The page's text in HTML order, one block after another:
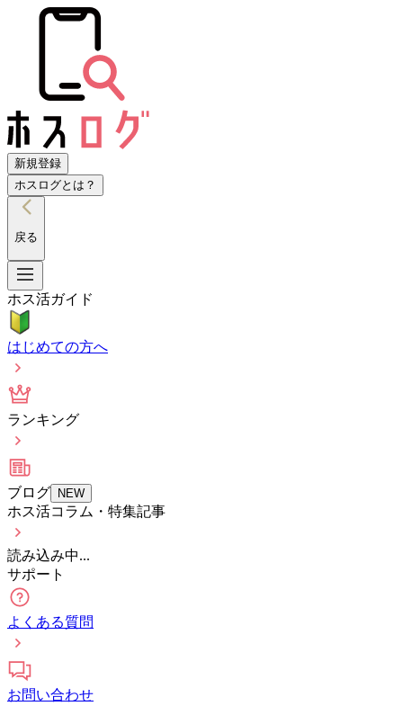
新規登録
ホスログとは？
戻る
ホス活ガイド
はじめての方へ
ランキング
ブログ NEW
ホス活コラム・特集記事
読み込み中...
サポート
よくある質問
お問い合わせ